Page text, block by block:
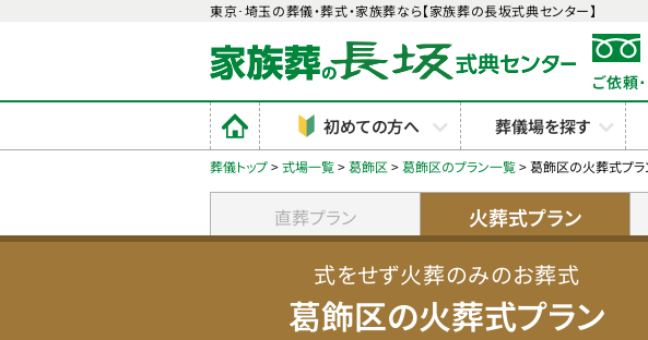
東京･埼玉の葬儀・葬式・家族葬なら【家族葬の長坂式典センター】
ご依頼
初めての方へ 葬儀場を探す
葬儀トップ>式場一覧>葛飾区 >葛飾区のプラン一覧>葛飾区の火葬式プラ
直葬プラン 火葬式プラン
式をせず火葬のみのお葬式
葛飾区の火葬式プラン